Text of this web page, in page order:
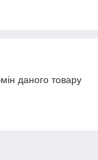
даного товару